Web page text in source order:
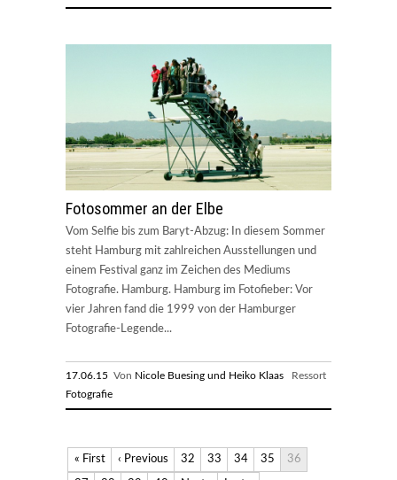
Fotosommer an der Elbe
Vom Selfie bis zum Baryt-Abzug: In diesem Sommer
steht Hamburg mit zahlreichen Ausstellungen und
einem Festival ganz im Zeichen des Mediums
Fotografie. Hamburg. Hamburg im Fotofieber: Vor
vier Jahren fand die 1999 von der Hamburger
Fotografie-Legende...
17.06.15 Von Nicole Buesing und Heiko Klaas Ressort
Fotografie
« First ‹ Previous 32 33 34 35 36